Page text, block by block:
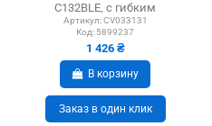
C132BLE, с гибким
изливом
Артикул: CV033131
Код: 5899237
1 426 ₴
В корзину
Заказ в один клик